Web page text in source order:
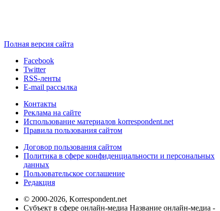
Полная версия сайта
Facebook
Twitter
RSS-ленты
E-mail рассылка
Контакты
Реклама на сайте
Использование материалов korrespondent.net
Правила пользования сайтом
Договор пользования сайтом
Политика в сфере конфиденциальности и персональных
данных
Пользовательское соглашение
Редакция
© 2000-2026, Korrespondent.net
Субъект в сфере онлайн-медиа Название онлайн-медиа -